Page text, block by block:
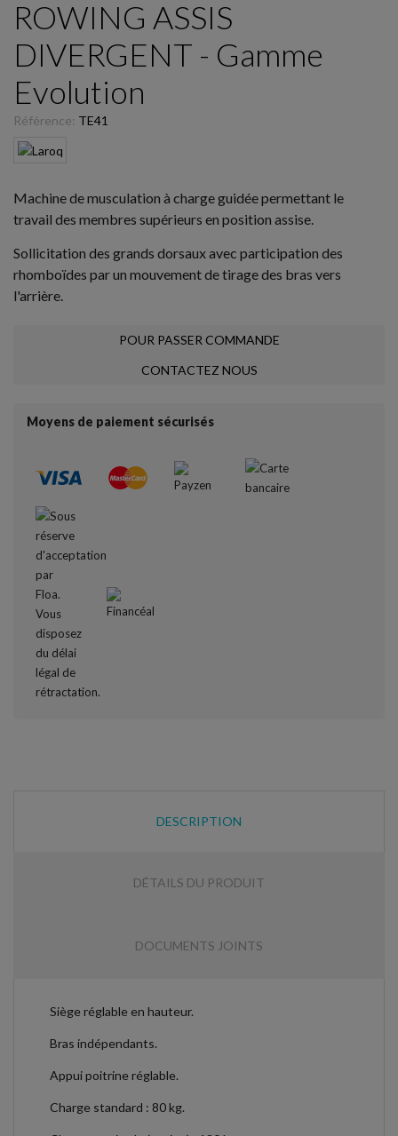
ROWING ASSIS
DIVERGENT - Gamme
Evolution
Référence: TE41
Machine de musculation à charge guidée permettant le
travail des membres supérieurs en position assise.
Sollicitation des grands dorsaux avec participation des
rhomboïdes par un mouvement de tirage des bras vers
l'arrière.
POUR PASSER COMMANDE
CONTACTEZ NOUS
Moyens de paiement sécurisés
DESCRIPTION
DÉTAILS DU PRODUIT
DOCUMENTS JOINTS
Siège réglable en hauteur.
Bras indépendants.
Appui poitrine réglable.
Charge standard : 80 kg.